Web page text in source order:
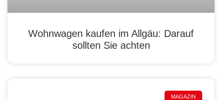
Wohnwagen kaufen im Allgäu: Darauf
sollten Sie achten
MAGAZIN